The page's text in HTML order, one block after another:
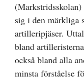
sig i den märkliga
artilleripjäser.
bland
också bland alla
minsta förståelse